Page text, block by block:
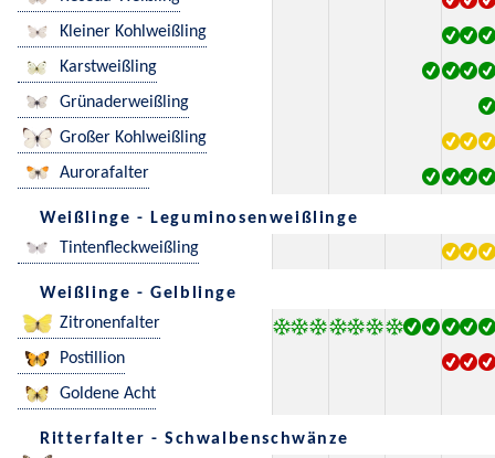
Kleiner Kohlweißling
Karstweißling
Grünaderweißling
Großer Kohlweißling
Aurorafalter
Weißlinge - Leguminosenweißlinge
Tintenfleckweißling
Weißlinge - Gelblinge
Zitronenfalter
Postillion
Goldene Acht
Ritterfalter - Schwalbenschwänze